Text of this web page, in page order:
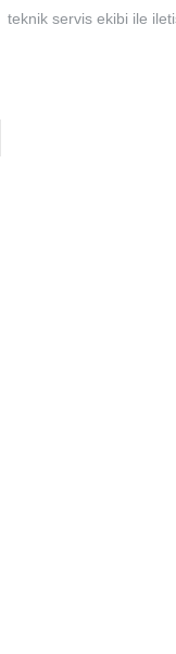
teknik servis ekibi ile